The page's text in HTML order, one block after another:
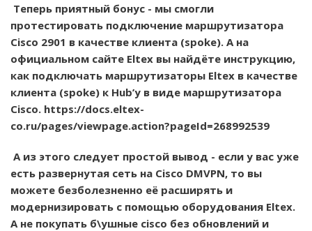
Теперь приятный бонус - мы смогли
протестировать подключение маршрутизатора
Cisco 2901 в качестве клиента (spoke). А на
официальном сайте Eltex вы найдёте инструкцию,
как подключать маршрутизаторы Eltex в качестве
клиента (spoke) к Hub’у в виде маршрутизатора
Cisco. https://docs.eltex-
co.ru/pages/viewpage.action?pageId=268992539
А из этого следует простой вывод - если у вас уже
есть развернутая сеть на Cisco DMVPN, то вы
можете безболезненно её расширять и
модернизировать с помощью оборудования Eltex.
А не покупать б\ушные cisco без обновлений и